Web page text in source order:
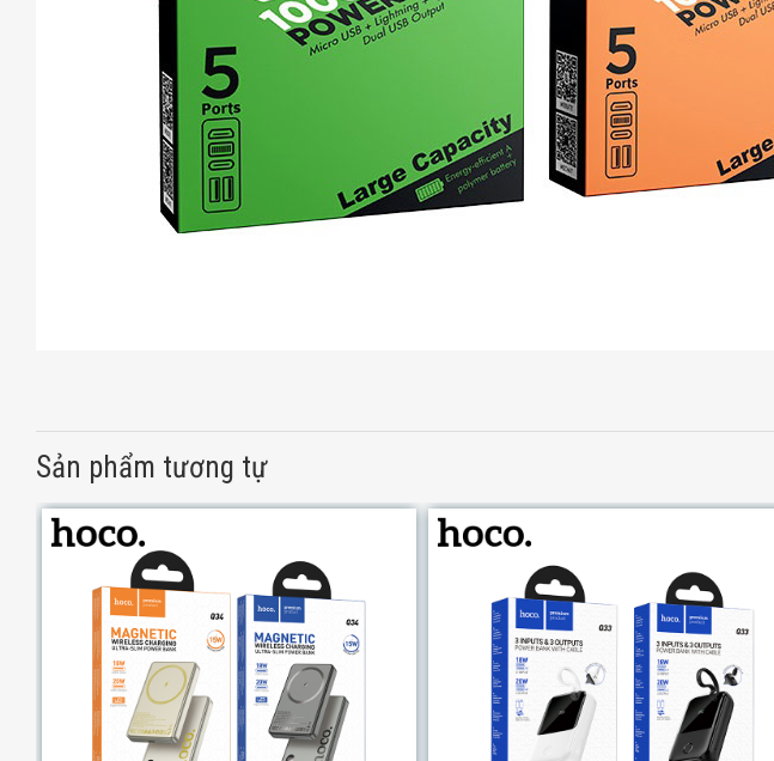
Sản phẩm tương tự